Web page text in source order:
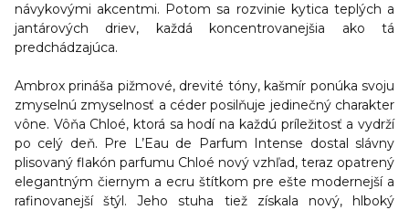
návykovými akcentmi. Potom sa rozvinie kytica teplých a
jantárových driev, každá koncentrovanejšia ako tá
predchádzajúca.
Ambrox prináša pižmové, drevité tóny, kašmír ponúka svoju
zmyselnú zmyselnosť a céder posilňuje jedinečný charakter
vône. Vôňa Chloé, ktorá sa hodí na každú príležitosť a vydrží
po celý deň. Pre L’Eau de Parfum Intense dostal slávny
plisovaný flakón parfumu Chloé nový vzhľad, teraz opatrený
elegantným čiernym a ecru štítkom pre ešte modernejší a
rafinovanejší štýl. Jeho stuha tiež získala nový, hlboký